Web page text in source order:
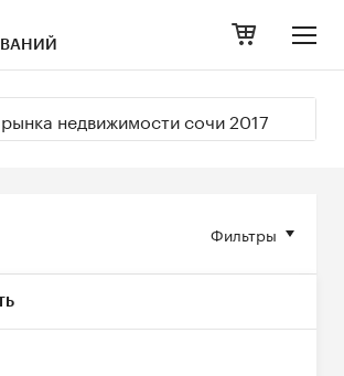
Фильтры